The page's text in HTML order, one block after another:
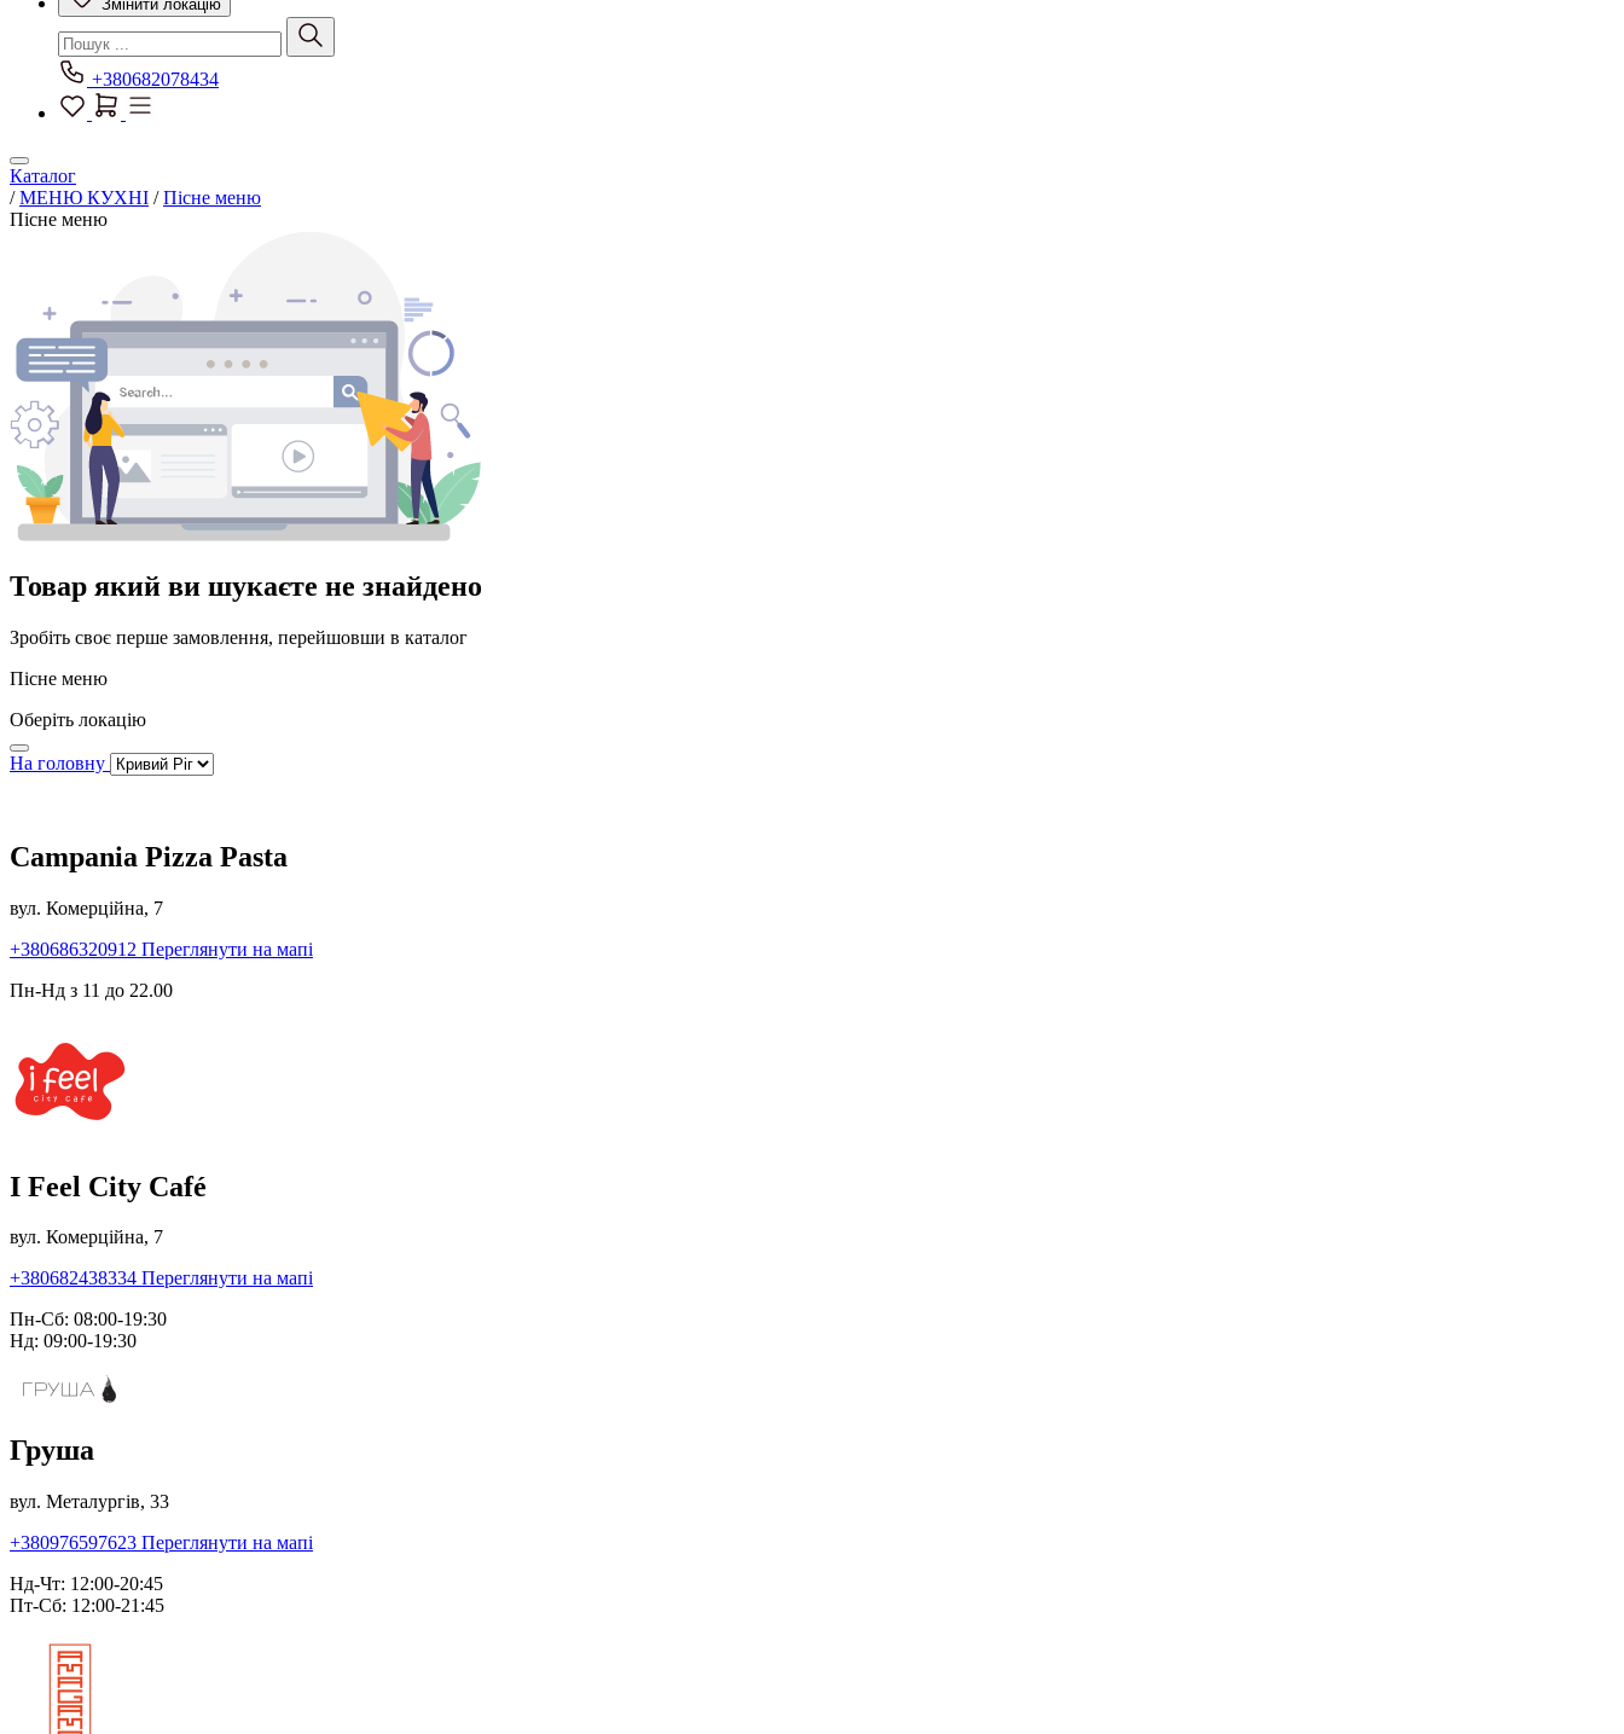
Змінити локацію
+380682078434
Каталог
/ МЕНЮ КУХНІ / Пісне меню
Пісне меню
Товар який ви шукаєте не знайдено
Зробіть своє перше замовлення, перейшовши в каталог
Пісне меню
Оберіть локацію
На головну
Campania Pizza Pasta
вул. Комерційна, 7
+380686320912 Переглянути на мапі
Пн-Нд з 11 до 22.00
I Feel City Café
вул. Комерційна, 7
+380682438334 Переглянути на мапі
Пн-Сб: 08:00-19:30
Нд: 09:00-19:30
Груша
вул. Металургів, 33
+380976597623 Переглянути на мапі
Нд-Чт: 12:00-20:45
Пт-Сб: 12:00-21:45